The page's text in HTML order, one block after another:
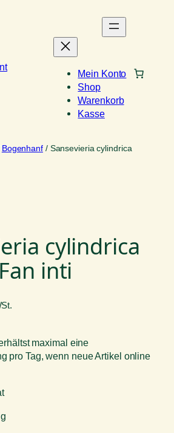
Mein Konto
Shop
Warenkorb
Kasse
Bogenhanf/ Sansevieria cylindrica
cylindrica
inti
maximal eine
pro Tag, wenn neue Artikel online